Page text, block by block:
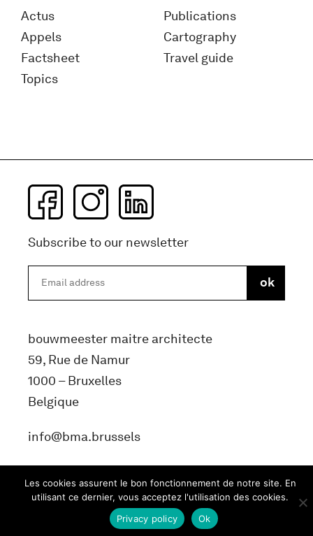
Actus
Appels
Factsheet
Topics
Publications
Cartography
Travel guide
Subscribe to our newsletter
bouwmeester maitre architecte
59, Rue de Namur
1000 – Bruxelles
Belgique
info@bma.brussels
Les cookies assurent le bon fonctionnement de notre site. En
utilisant ce dernier, vous acceptez l'utilisation des cookies.
Ok
Privacy policy